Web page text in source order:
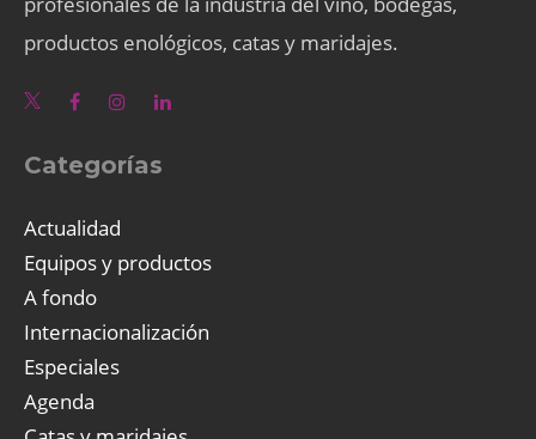
productos enológicos, catas y maridajes.
Categorías
Actualidad
Equipos y productos
A fondo
Internacionalización
Especiales
Agenda